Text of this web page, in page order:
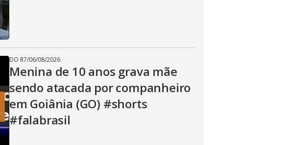
DO R7/06/08/2026
Menina de 10 anos grava mãe
sendo atacada por companheiro
em Goiânia (GO) #shorts
#falabrasil